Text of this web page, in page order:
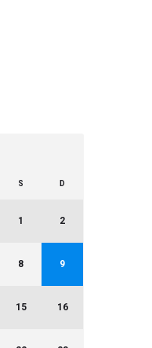
S D
1 2
8 9
15 16